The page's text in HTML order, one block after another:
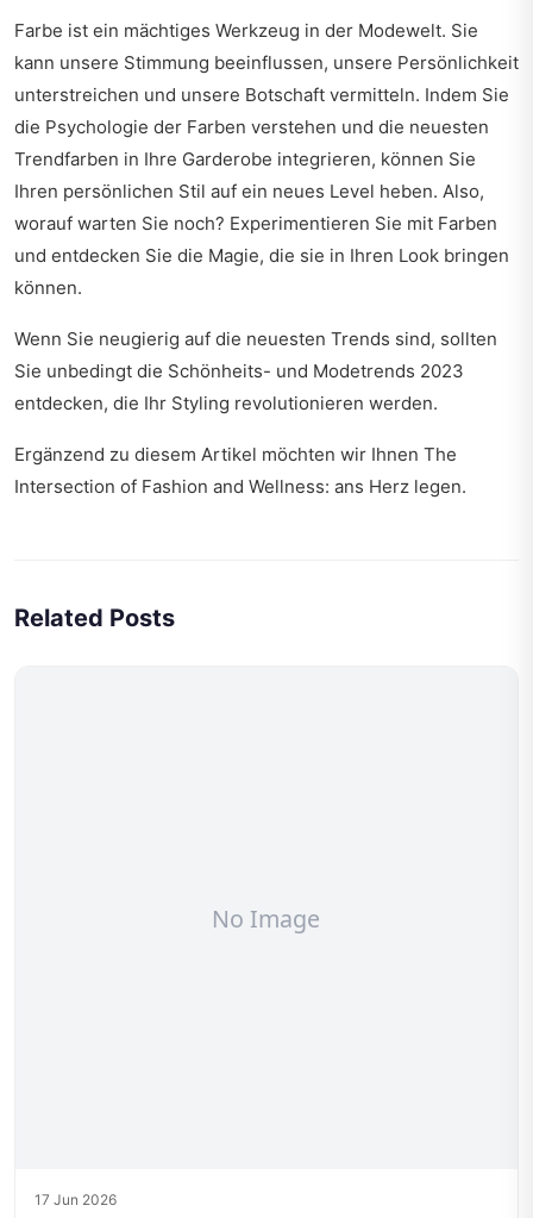
Farbe ist ein mächtiges Werkzeug in der Modewelt. Sie
kann unsere Stimmung beeinflussen, unsere Persönlichkeit
unterstreichen und unsere Botschaft vermitteln. Indem Sie
die Psychologie der Farben verstehen und die neuesten
Trendfarben in Ihre Garderobe integrieren, können Sie
Ihren persönlichen Stil auf ein neues Level heben. Also,
worauf warten Sie noch? Experimentieren Sie mit Farben
und entdecken Sie die Magie, die sie in Ihren Look bringen
können.
Wenn Sie neugierig auf die neuesten Trends sind, sollten
Sie unbedingt die Schönheits- und Modetrends 2023
entdecken, die Ihr Styling revolutionieren werden.
Ergänzend zu diesem Artikel möchten wir Ihnen The
Intersection of Fashion and Wellness: ans Herz legen.
Related Posts
17 Jun 2026